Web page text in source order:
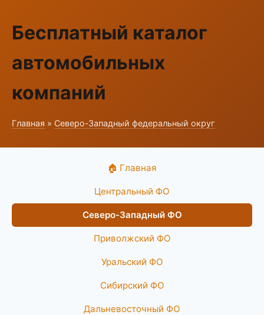
Бесплатный каталог
автомобильных
компаний
Главная » Северо-Западный федеральный округ
🏠 Главная
Центральный ФО
Северо-Западный ФО
Приволжский ФО
Уральский ФО
Сибирский ФО
Дальневосточный ФО